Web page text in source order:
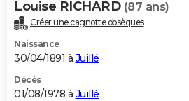
Louise RICHARD (87 ans)
Créer une cagnotte obsèques
Naissance
30/04/1891 à Juillé
Décès
01/08/1978 à Juillé